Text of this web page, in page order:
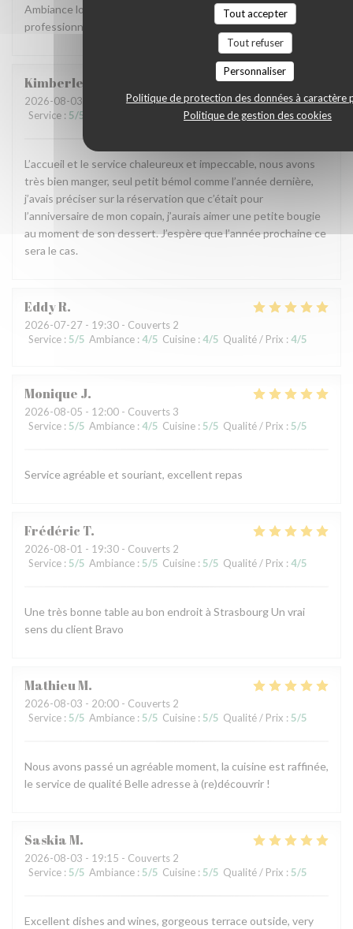
Tout accepter
Tout refuser
Personnaliser
Politique de protection des données à caractère
Politique de gestion des cookies
Ambiance locale et raffinée, accueil agréable et service
professionnel, carte originale et mets goûteux. Parfait.
Kimberley
2026-08-03 - 19:45 - Couverts 2
Service : 5/5 Cuisine:5/5 Qualité / Prix:5/5
L’accueil et le service chaleureux et impeccable, nous avons
très bien manger, seul petit bémol comme l’année dernière,
j’avais préciser sur la réservation que c’était pour
l’anniversaire de mon copain, j’aurais aimer une petite bougie
au moment de son dessert. J’espère que l’année prochaine ce
sera le cas.
EddyR
2026-07-27 - 19:30 - Couverts 2
Service : 5/5 Ambiance : 4/5 Cuisine : 4/5 Qualité / Prix : 4/5
Monique J
2026-08-05 - 12:00 - Couverts 3
Service : 5/5 Ambiance : 4/5 Cuisine : 5/5 Qualité / Prix : 5/5
Service agréable et souriant, excellent repas
Frédéric T
2026-08-01 - 19:30 - Couverts 2
Service : 5/5 Ambiance : 5/5 Cuisine : 5/5 Qualité / Prix : 4/5
Une très bonne table au bon endroit à Strasbourg Un vrai
sens du client Bravo
MathieuM
2026-08-03 - 20:00 - Couverts 2
Service : 5/5 Ambiance : 5/5 Cuisine : 5/5 Qualité / Prix : 5/5
Nous avons passé un agréable moment, la cuisine est raffinée,
le service de qualité Belle adresse à (re)découvrir !
SaskiaM
2026-08-03 - 19:15 - Couverts 2
Service : 5/5 Ambiance : 5/5 Cuisine : 5/5 Qualité / Prix : 5/5
Excellent dishes and wines, gorgeous terrace outside, very